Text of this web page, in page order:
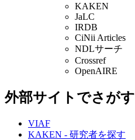
KAKEN
JaLC
IRDB
CiNii Articles
NDLサーチ
Crossref
OpenAIRE
外部サイトでさがす
VIAF
KAKEN - 研究者を探す